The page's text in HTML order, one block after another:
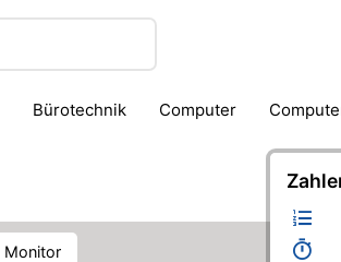
Bürotechnik Computer
PC-
TV & Heimkino
Monitor